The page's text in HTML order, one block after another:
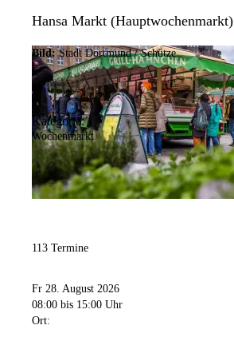
Hansa Markt (Hauptwochenmarkt)
Bild: Stadt Dortmund / Schütze
Kategorie:
Wochenmarkt
113 Termine
Fr 28. August 2026
08:00 bis 15:00 Uhr
Ort: